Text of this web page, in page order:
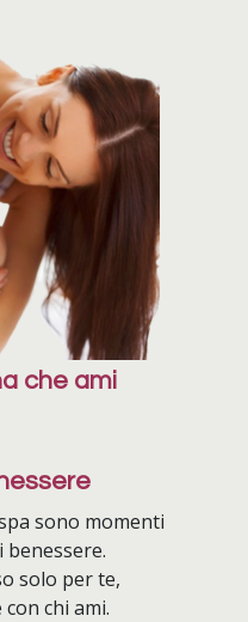
che ami
sono momenti
benessere.
solo per te,
chi ami.